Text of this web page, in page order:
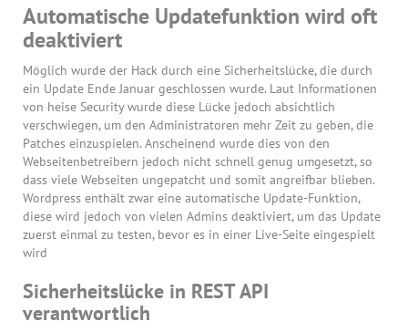
Automatische Updatefunktion wird oft
deaktiviert
Möglich wurde der Hack durch eine Sicherheitslücke, die durch
ein Update Ende Januar geschlossen wurde. Laut Informationen
von heise Security wurde diese Lücke jedoch absichtlich
verschwiegen, um den Administratoren mehr Zeit zu geben, die
Patches einzuspielen. Anscheinend wurde dies von den
Webseitenbetreibern jedoch nicht schnell genug umgesetzt, so
dass viele Webseiten ungepatcht und somit angreifbar blieben.
Wordpress enthält zwar eine automatische Update-Funktion,
diese wird jedoch von vielen Admins deaktiviert, um das Update
zuerst einmal zu testen, bevor es in einer Live-Seite eingespielt
wird
Sicherheitslücke in REST API
verantwortlich